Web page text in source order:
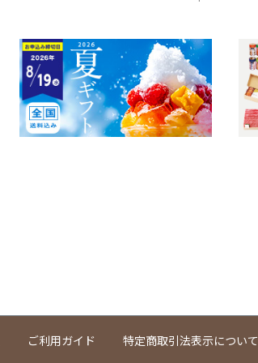
ご利用ガイド 特定商取引法表示について